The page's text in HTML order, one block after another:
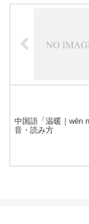
中国語「温暖｜wēn
音・読み方